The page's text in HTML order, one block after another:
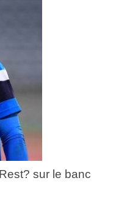
sur le banc